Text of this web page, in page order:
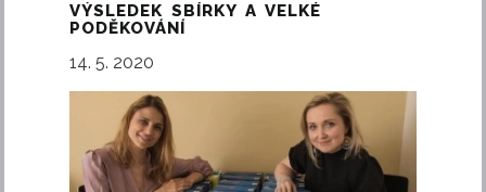
VÝSLEDEK SBÍRKY A VELKÉ
PODĚKOVÁNÍ
14. 5. 2020